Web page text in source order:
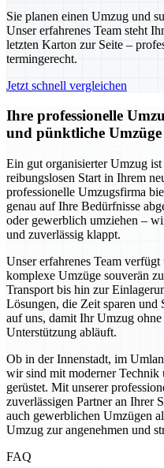
Sie planen einen Umzug und
Unser erfahrenes Team steht
letzten Karton zur Seite –
termingerecht.
Jetzt schnell vergleichen
Ihre professionelle
und pünktliche
Ein gut organisierter Umzug
reibungslosen Start in Ihrem
professionelle Umzugsfirma
genau auf Ihre Bedürfnisse
oder gewerblich umziehen –
und zuverlässig klappt.
Unser erfahrenes Team
komplexe Umzüge souverän
Transport bis hin zur
Lösungen, die Zeit sparen und
auf uns, damit Ihr Umzug
Unterstützung abläuft.
Ob in der Innenstadt, im
wir sind mit moderner Technik
gerüstet. Mit unserer
zuverlässigen Partner an Ihrer
auch gewerblichen Umzügen
Umzug zur angenehmen und
FAQ